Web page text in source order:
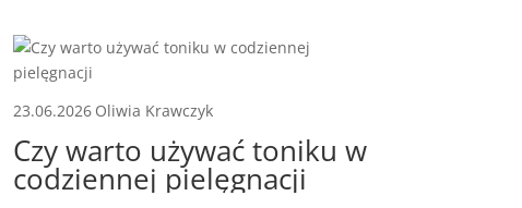
23.06.2026 Oliwia Krawczyk
Czy warto używać toniku w
codziennej pielęgnacji